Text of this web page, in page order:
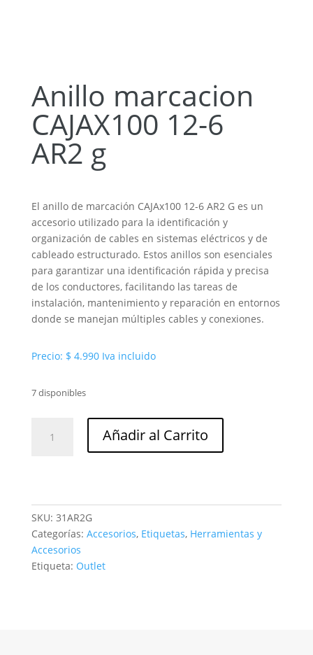
Anillo marcacion
CAJAX100 12-6
AR2 g
El anillo de marcación CAJAx100 12-6 AR2 G es un
accesorio utilizado para la identificación y
organización de cables en sistemas eléctricos y de
cableado estructurado. Estos anillos son esenciales
para garantizar una identificación rápida y precisa
de los conductores, facilitando las tareas de
instalación, mantenimiento y reparación en entornos
donde se manejan múltiples cables y conexiones.
Precio: $ 4.990 Iva incluido
7 disponibles
marcacion
AR2
g
cantidad
Añadir al Carrito
SKU: 31AR2G
Categorías: Accesorios, Etiquetas, Herramientas y
Accesorios
Etiqueta: Outlet